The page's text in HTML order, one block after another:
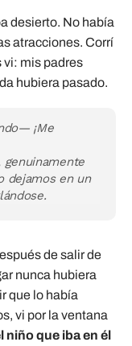
desierto. No había
atracciones. Corrí
vi: mis padres
hubiera pasado.
¡Me
dejamos en un
de salir de
nunca hubiera
que lo había
vi por la ventana
niño que iba en él